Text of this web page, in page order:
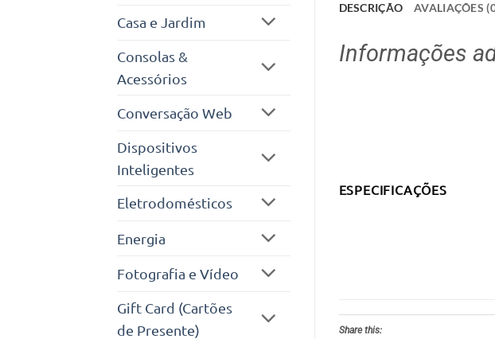
Casa e Jardim
Consolas &
Acessórios
Conversação Web
Dispositivos
Inteligentes
Eletrodomésticos
Energia
Fotografia e Vídeo
Gift Card (Cartões
de Presente)
DESCRIÇÃO AVALIAÇÕES
Informações
ESPECIFICAÇÕES
Share this: